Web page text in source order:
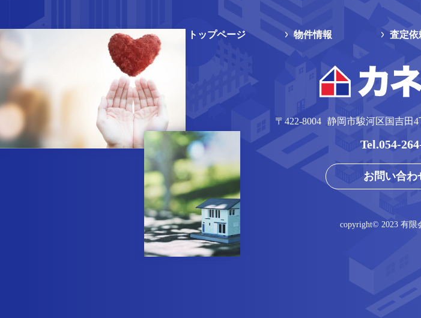
トップページ 物件情報 査定依
〒422-8004 静岡市駿河区国吉⽥4
054-
お問い合わ
copyright© 2023 有限